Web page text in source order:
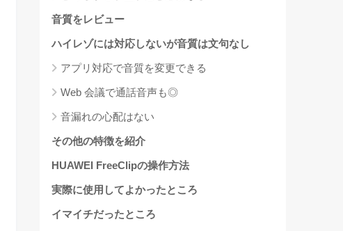
音質をレビュー
ハイレゾには対応しないが音質は文句なし
アプリ対応で音質を変更できる
Web 会議で通話音声も◎
音漏れの心配はない
その他の特徴を紹介
HUAWEI FreeClipの操作方法
実際に使用してよかったところ
イマイチだったところ